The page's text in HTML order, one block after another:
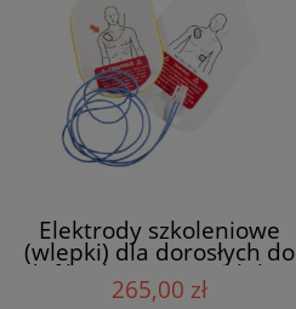
Elektrody szkoleniowe
(wlepki) dla dorosłych do
defibrylatora AED Philips
HeartStart HS1
265,00 zł